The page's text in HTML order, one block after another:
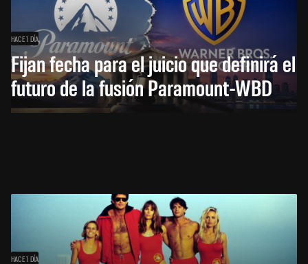
HACE 1 DÍA
Fijan fecha para el juicio que definirá el
futuro de la fusión Paramount-WBD
HACE 1 DÍA